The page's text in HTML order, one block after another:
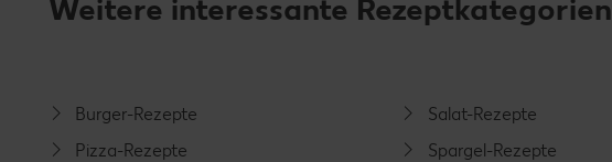
Weitere interessante Rezeptkategorien
Burger-Rezepte
Pizza-Rezepte
Salat-Rezepte
Spargel-Rezepte